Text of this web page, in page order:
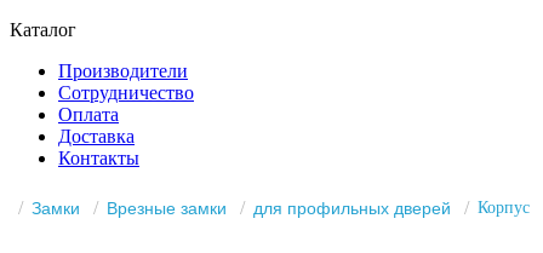
Каталог
Производители
Сотрудничество
Оплата
Доставка
Контакты
Замки Врезные замки для профильных дверей Корпус